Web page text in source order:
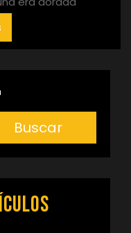
Buscar